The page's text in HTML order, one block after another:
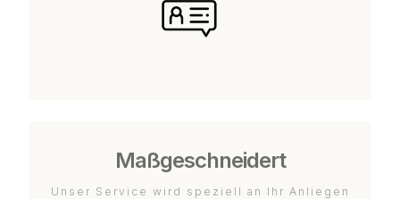
Maßgeschneidert
Unser Service wird speziell an Ihr Anliegen